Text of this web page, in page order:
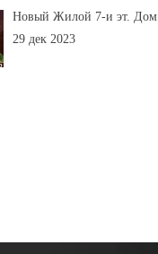
Новый Жилой 7-и эт. Дом
29 дек 2023